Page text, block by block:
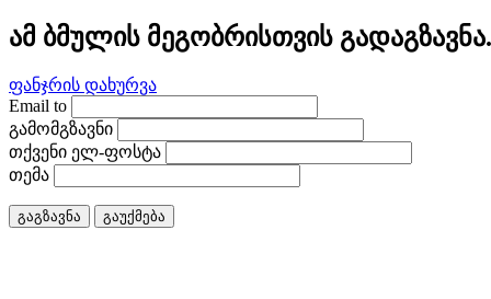
ამ ბმულის მეგობრისთვის გადაგზავნა.
ფანჯრის დახურვა
Email to
გამომგზავნი
თქვენი ელ-ფოსტა
თემა
გაგზავნა გაუქმება